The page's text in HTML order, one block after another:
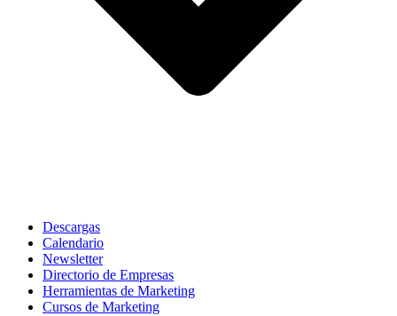
Descargas
Calendario
Newsletter
Directorio de Empresas
Herramientas de Marketing
Cursos de Marketing